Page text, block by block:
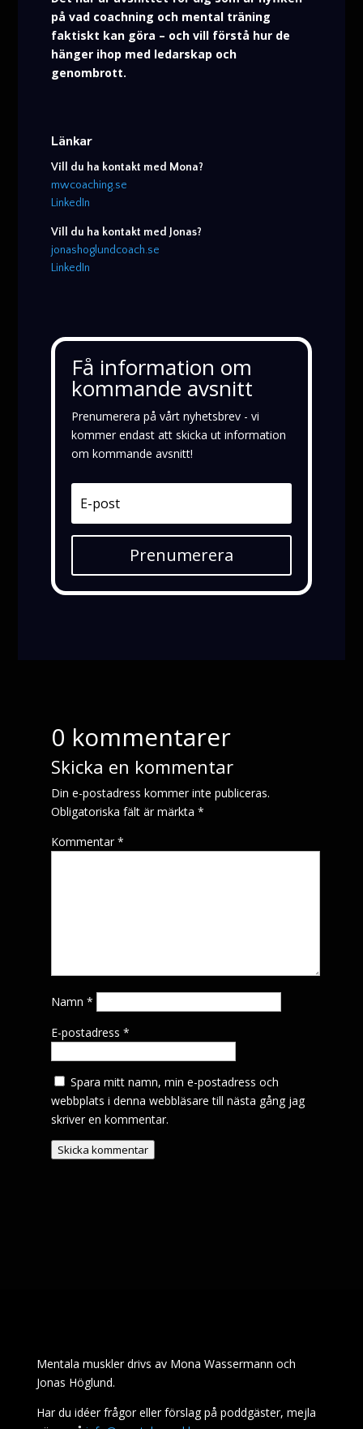
på vad coachning och mental träning
faktiskt kan göra – och vill förstå hur de
hänger ihop med ledarskap och
genombrott.
Länkar
Vill du ha kontakt med Mona?
mwcoaching.se
LinkedIn
Vill du ha kontakt med Jonas?
jonashoglundcoach.se
LinkedIn
Få information om
kommande avsnitt
Prenumerera på vårt nyhetsbrev - vi
kommer endast att skicka ut information
om kommande avsnitt!
Prenumerera
0 kommentarer
Skicka en kommentar
Din e-postadress kommer inte publiceras.
Obligatoriska fält är märkta *
Kommentar *
Namn *
E-postadress *
Spara mitt namn, min e-postadress och
webbplats i denna webbläsare till nästa gång jag
skriver en kommentar.
Skicka kommentar
Mentala muskler drivs av Mona Wassermann och
Jonas Höglund.
Har du idéer frågor eller förslag på poddgäster, mejla